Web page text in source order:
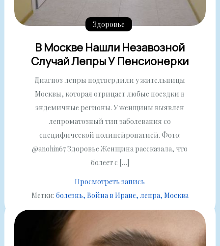
Здоровье
В Москве Нашли Незавозной
Случай Лепры У Пенсионерки
Диагноз лепры подтвердили у жительницы
Москвы, которая отрицает любые поездки в
эндемичные регионы.​ У женщины выявлен
лепроматозный тип заболевания со
специфической полинейропатией. Фото:
@anohin67 Здоровье Женщина рассказала, что
болеет с […]
Просмотреть запись
Метки: болезнь Война в Иране лепра Москва